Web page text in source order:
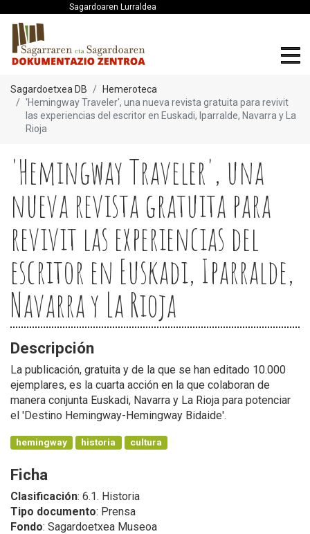
Sagardoaren Lurraldea
Sagardoetxea DB
Hemeroteca
'Hemingway Traveler', una nueva revista gratuita para revivit
las experiencias del escritor en Euskadi, Iparralde, Navarra y La
Rioja
'Hemingway Traveler', una
nueva revista gratuita para
revivit las experiencias del
escritor en Euskadi, Iparralde,
Navarra y La Rioja
Descripción
La publicación, gratuita y de la que se han editado 10.000
ejemplares, es la cuarta acción en la que colaboran de
manera conjunta Euskadi, Navarra y La Rioja para potenciar
el 'Destino Hemingway-Hemingway Bidaide'.
hemingway historia cultura
Ficha
Clasificación: 6.1. Historia
Tipo documento: Prensa
Fondo: Sagardoetxea Museoa